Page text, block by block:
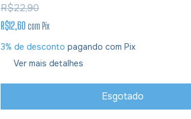
R$22,90
R$12,60 com Pix
3% de desconto pagando com Pix
Ver mais detalhes